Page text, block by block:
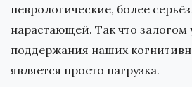
неврологические, более
нарастающей. Так что залогом
поддержания наших
является просто нагрузка.